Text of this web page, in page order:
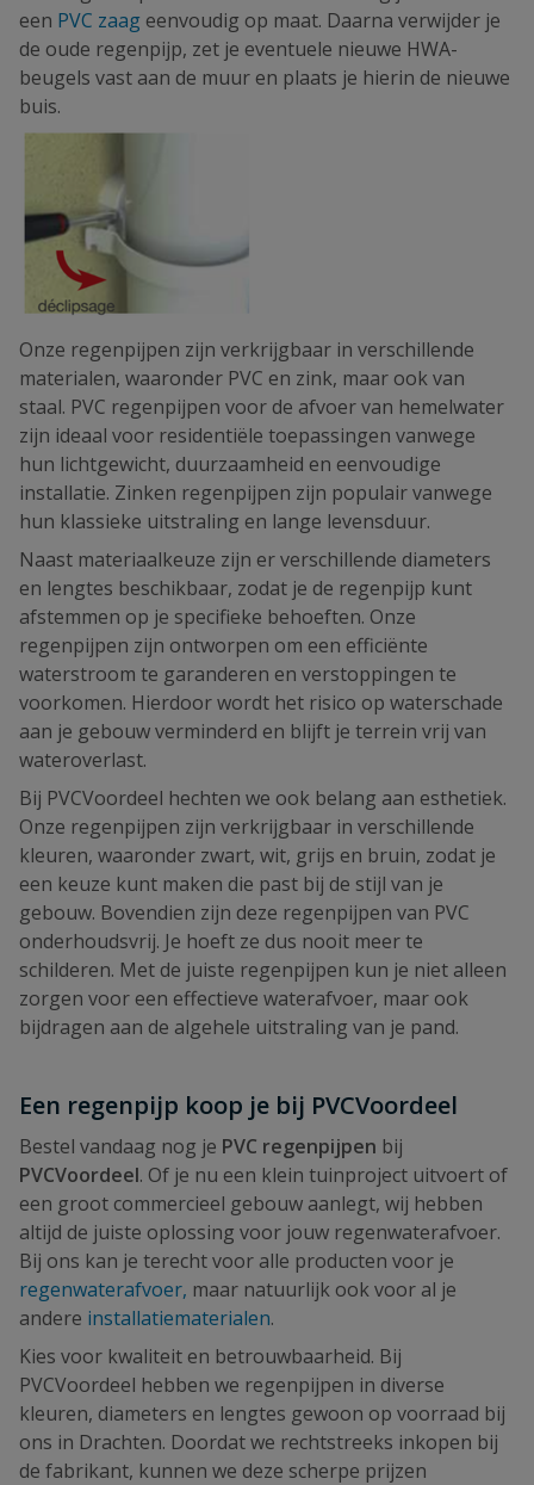
een PVC zaag eenvoudig op maat. Daarna verwijder je
de oude regenpijp, zet je eventuele nieuwe HWA-
beugels vast aan de muur en plaats je hierin de nieuwe
buis.
Onze regenpijpen zijn verkrijgbaar in verschillende
materialen, waaronder PVC en zink, maar ook van
staal. PVC regenpijpen voor de afvoer van hemelwater
zijn ideaal voor residentiële toepassingen vanwege
hun lichtgewicht, duurzaamheid en eenvoudige
installatie. Zinken regenpijpen zijn populair vanwege
hun klassieke uitstraling en lange levensduur.
Naast materiaalkeuze zijn er verschillende diameters
en lengtes beschikbaar, zodat je de regenpijp kunt
afstemmen op je specifieke behoeften. Onze
regenpijpen zijn ontworpen om een efficiënte
waterstroom te garanderen en verstoppingen te
voorkomen. Hierdoor wordt het risico op waterschade
aan je gebouw verminderd en blijft je terrein vrij van
wateroverlast.
Bij PVCVoordeel hechten we ook belang aan esthetiek.
Onze regenpijpen zijn verkrijgbaar in verschillende
kleuren, waaronder zwart, wit, grijs en bruin, zodat je
een keuze kunt maken die past bij de stijl van je
gebouw. Bovendien zijn deze regenpijpen van PVC
onderhoudsvrij. Je hoeft ze dus nooit meer te
schilderen. Met de juiste regenpijpen kun je niet alleen
zorgen voor een effectieve waterafvoer, maar ook
bijdragen aan de algehele uitstraling van je pand.
Een regenpijp koop je bij PVCVoordeel
Bestel vandaag nog je PVC regenpijpen bij
PVCVoordeel. Of je nu een klein tuinproject uitvoert of
een groot commercieel gebouw aanlegt, wij hebben
altijd de juiste oplossing voor jouw regenwaterafvoer.
Bij ons kan je terecht voor alle producten voor je
regenwaterafvoer, maar natuurlijk ook voor al je
andere installatiematerialen.
Kies voor kwaliteit en betrouwbaarheid. Bij
PVCVoordeel hebben we regenpijpen in diverse
kleuren, diameters en lengtes gewoon op voorraad bij
ons in Drachten. Doordat we rechtstreeks inkopen bij
de fabrikant, kunnen we deze scherpe prijzen